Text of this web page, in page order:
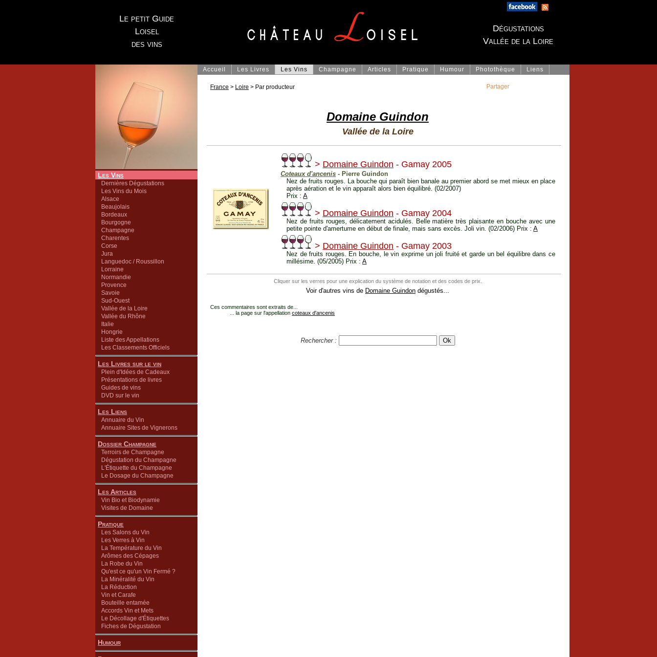
Le petit Guide
Loisel
des vins
Dégustations
Vallée de la Loire
Les Vins
Dernières Dégustations
Les Vins du Mois
Alsace
Beaujolais
Bordeaux
Bourgogne
Champagne
Charentes
Corse
Jura
Languedoc / Roussillon
Lorraine
Normandie
Provence
Savoie
Sud-Ouest
Vallée de la Loire
Vallée du Rhône
Italie
Hongrie
Liste des Appellations
Les Classements Officiels
Les Livres sur le vin
Plein d'Idées de Cadeaux
Présentations de livres
Guides de vins
DVD sur le vin
Les Liens
Annuaire du Vin
Annuaire Sites de Vignerons
Dossier Champagne
Terroirs de Champagne
Dégustation du Champagne
L'Étiquette du Champagne
Le Dosage du Champagne
Les Articles
Vin Bio et Biodynamie
Visites de Domaine
Pratique
Les Salons du Vin
Les Verres à Vin
La Température du Vin
Arômes des Cépages
La Robe du Vin
Qu'est ce qu'un Vin Fermé ?
La Minéralité du Vin
La Réduction
Vin et Carafe
Bouteille entamée
Accords Vin et Mets
Le Décollage d'Étiquettes
Fiches de Dégustation
Humour
Accueil Les Livres Les Vins Champagne Articles Pratique Humour Photothèque Liens
France > Loire > Par producteur
Domaine Guindon
Vallée de la Loire
> Domaine Guindon - Gamay 2005
Coteaux d'ancenis - Pierre Guindon
Nez de fruits rouges. La bouche qui paraît bien banale au premier abord se met mieux en place
après aération et le vin apparaît alors bien équilibré. (02/2007)
Prix : A
> Domaine Guindon - Gamay 2004
Nez de fruits rouges, délicatement acidulés. Belle matière très plaisante en bouche avec une
petite pointe d'amertume en début de finale, mais sans excès. Joli vin. (02/2006) Prix : A
> Domaine Guindon - Gamay 2003
Nez de fruits rouges. En bouche, le vin exprime un joli fruité et garde un bel équilibre dans ce
millésime. (05/2005) Prix : A
Cliquer sur les verres pour une explication du système de notation et des codes de prix.
Voir d'autres vins de Domaine Guindon dégustés...
Ces commentaires sont extraits de...
... la page sur l'appellation coteaux d'ancenis
Rechercher :
Partager